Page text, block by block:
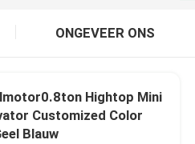
ONGEVEER ONS
Hightop Mini
Customized Color
Blauw